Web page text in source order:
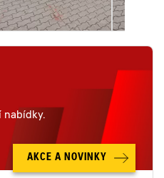
nabídky.
AKCE A NOVINKY